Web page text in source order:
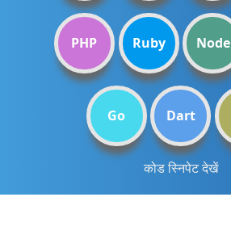
PHP Ruby Node
Go Dart
कोड स्निपेट देखें